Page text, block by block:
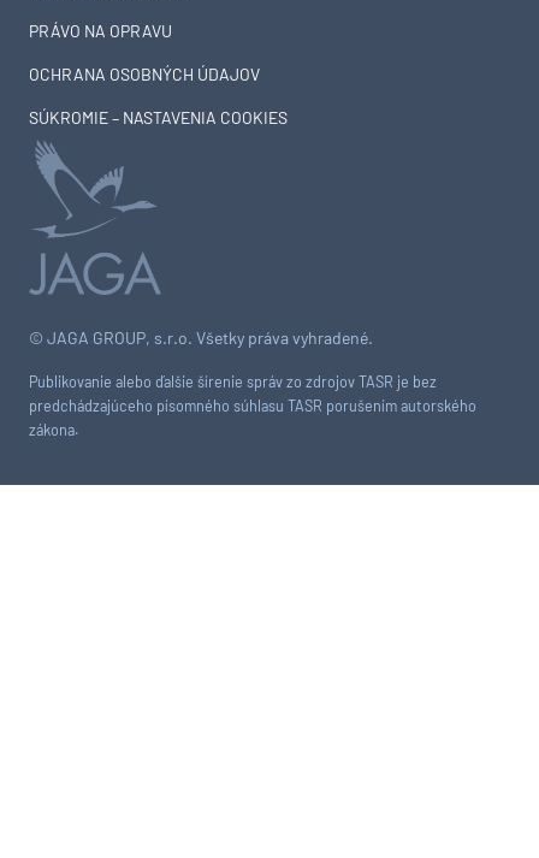
© JAGA GROUP, s.r.o. Všetky práva vyhradené.
Publikovanie alebo ďalšie šírenie správ zo zdrojov TASR je bez
predchádzajúceho písomného súhlasu TASR porušením autorského
zákona.
PRÁVO NA OPRAVU
OCHRANA OSOBNÝCH ÚDAJOV
SÚKROMIE – NASTAVENIA COOKIES